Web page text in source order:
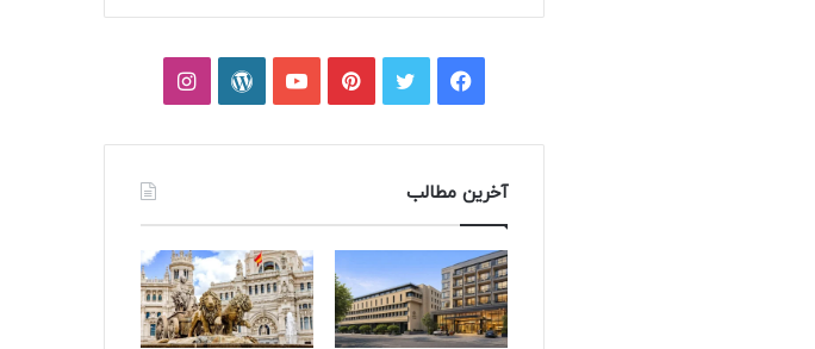
فیسبوکتوییترپینتریستیوتیوبوردپرساینستاگرام
آخرین مطالب